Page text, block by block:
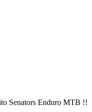
Senators Enduro MTB !!